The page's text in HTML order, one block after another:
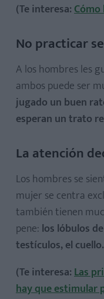
(Te interesa:
No practicar
A los hombres les
ambos puede ser
jugado un buen
esperan un trato
La atención
Los hombres se
mujer se centra
también tienen
pene: los lóbulos
testículos, el
(Te interesa:Las
hay que estimular